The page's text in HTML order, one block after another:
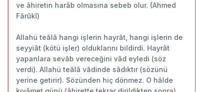
ve âhiretin harâb olmasına sebeb olur. (Ahmed
Fârûkî)
Allahü teâlâ hangi işlerin hayrât, hangi işlerin de
seyyiât (kötü işler) olduklarını bildirdi. Hayrât
yapanlara sevâb vereceğini vâd eyledi (söz
verdi). Allahü teâlâ vâdinde sâdıktır (sözünü
yerine getirir). Sözünden hiç dönmez. O hâlde